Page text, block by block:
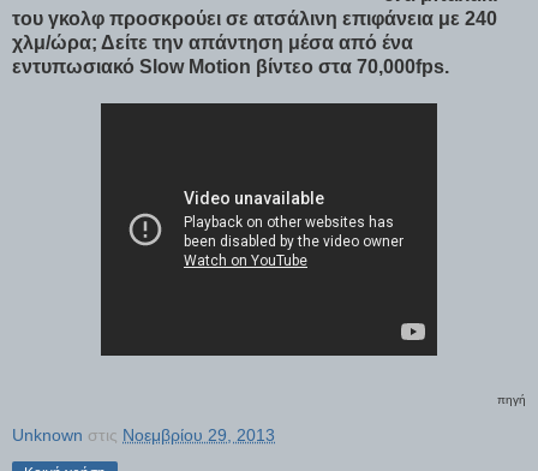
του γκολφ προσκρούει σε ατσάλινη επιφάνεια με 240
χλμ/ώρα; Δείτε την απάντηση μέσα από ένα
εντυπωσιακό Slow Motion βίντεο στα 70,000fps.
πηγή
Unknown στις Νοεμβρίου 29, 2013